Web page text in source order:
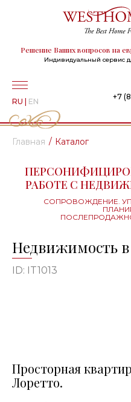
Решение Ваших вопросов на
Индивидуальный сервис
+7
RU | EN
Главная Каталог
РАБОТЕ С
СОПРОВОЖДЕНИЕ.
Недвижимость
ID: IT1013
Просторная
Лоретто.